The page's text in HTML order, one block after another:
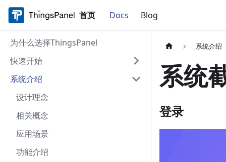
首页 Docs Blog
为什么选择ThingsPanel
快速开始
系统介绍
设计理念
相关概念
应用场景
功能介绍
系统介绍
系统
登录